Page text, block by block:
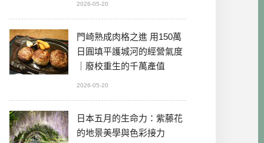
2026-05-20
門崎熟成肉格之進 用150萬
日圓填平護城河的經營氣度
｜廢校重生的千萬產值
2026-05-20
日本五月的生命力：紫藤花
的地景美學與色彩接力